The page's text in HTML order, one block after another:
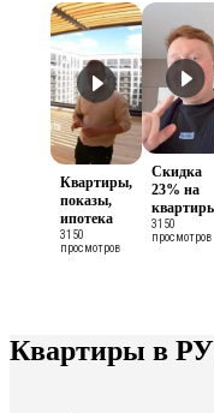
Квартиры,
показы,
ипотека
3150
просмотров
Скидка
23% на
3150
просмотров
Квартиры в